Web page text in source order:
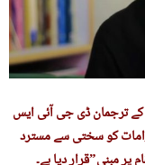
کے ترجمان ڈی جی آئی ایس
کو سختی سے مسترد
پر مبنی”قرار دیا ہے۔